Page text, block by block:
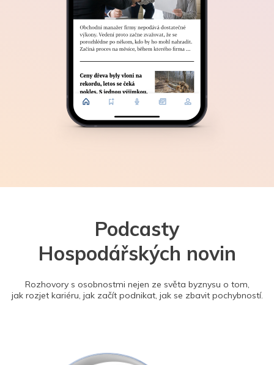
Podcasty
Hospodářských novin
Rozhovory s osobnostmi nejen ze světa byznysu o tom,
jak rozjet kariéru, jak začít podnikat, jak se zbavit pochybností.